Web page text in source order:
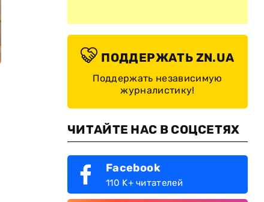
ПОДДЕРЖАТЬ ZN.UA
Поддержать независимую
журналистику!
ЧИТАЙТЕ НАС В СОЦСЕТЯХ
Facebook
110 K+ читателей